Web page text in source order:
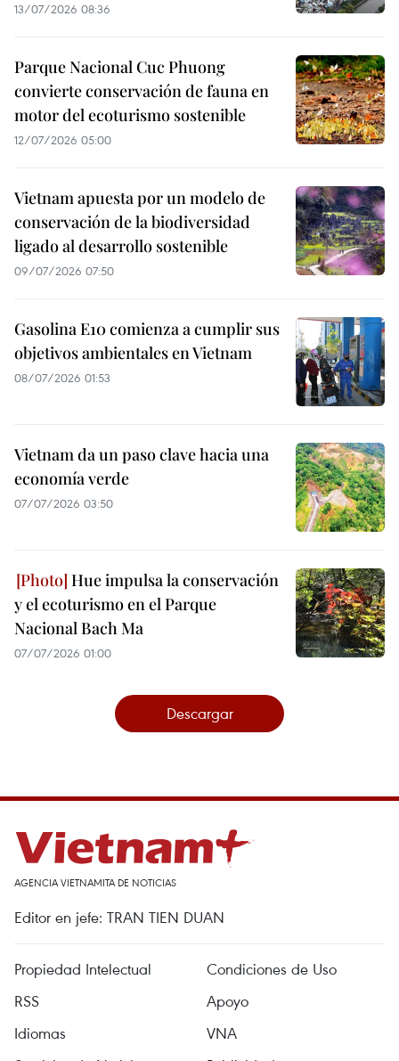
13/07/2026 08:36
Parque Nacional Cuc Phuong
convierte conservación de fauna en
motor del ecoturismo sostenible
12/07/2026 05:00
Vietnam apuesta por un modelo de
conservación de la biodiversidad
ligado al desarrollo sostenible
09/07/2026 07:50
Gasolina E10 comienza a cumplir sus
objetivos ambientales en Vietnam
08/07/2026 01:53
Vietnam da un paso clave hacia una
economía verde
07/07/2026 03:50
Hue impulsa la conservación
y el ecoturismo en el Parque
Nacional Bach Ma
07/07/2026 01:00
Descargar
AGENCIA VIETNAMITA DE NOTICIAS
Editor en jefe: TRAN TIEN DUAN
Propiedad Intelectual
Condiciones de Uso
RSS
Apoyo
Idiomas
VNA